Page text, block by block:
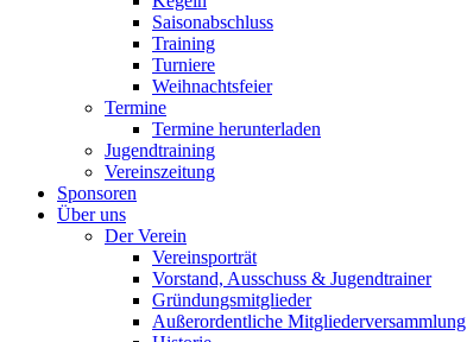
Saisonabschluss
Training
Turniere
Weihnachtsfeier
Termine
Termine herunterladen
Jugendtraining
Vereinszeitung
Sponsoren
Über uns
Der Verein
Vereinsporträt
Vorstand, Ausschuss & Jugendtrainer
Gründungsmitglieder
Außerordentliche Mitgliederversammlung